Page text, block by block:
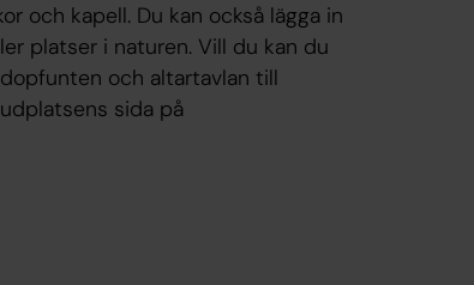
och kapell. Du kan också lägga in
platser i naturen. Vill du kan du
och altartavlan till
sida på